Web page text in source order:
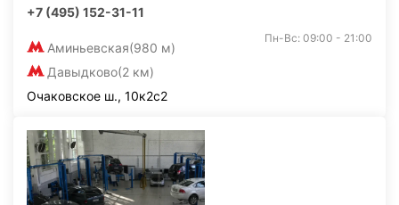
+7 (495) 152-31-11
Аминьевская(980 м)
Давыдково(2 км)
Пн-Вс: 09:00 - 21:00
Очаковское ш., 10к2с2